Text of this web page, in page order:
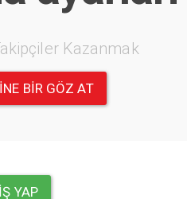
Kazanmak
BIR GÖZ AT
YAP